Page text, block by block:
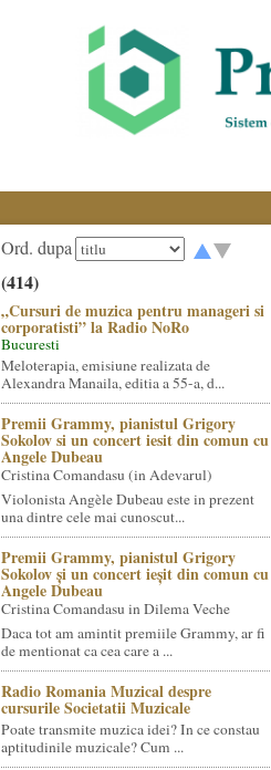
Ord. dupa
(414)
„Cursuri de muzica pentru manageri si
corporatisti” la Radio NoRo
Bucuresti
Meloterapia, emisiune realizata de
Alexandra Manaila, editia a 55-a, d...
Premii Grammy, pianistul Grigory
Sokolov si un concert iesit din comun cu
Angele Dubeau
Cristina Comandasu (in Adevarul)
Violonista Angèle Dubeau este in prezent
una dintre cele mai cunoscut...
Premii Grammy, pianistul Grigory
Sokolov și un concert ieșit din comun cu
Angele Dubeau
Cristina Comandasu in Dilema Veche
Daca tot am amintit premiile Grammy, ar fi
de mentionat ca cea care a ...
Radio Romania Muzical despre
cursurile Societatii Muzicale
Poate transmite muzica idei? In ce constau
aptitudinile muzicale? Cum ...